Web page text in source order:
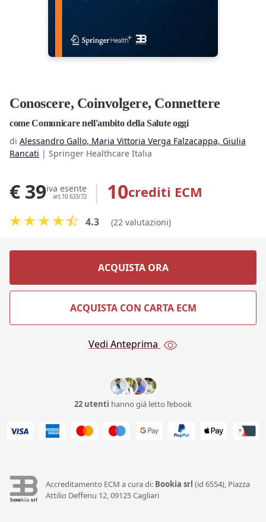
Conoscere, Coinvolgere, Connettere
come Comunicare nell'ambito della Salute oggi
di Alessandro Gallo, Maria Vittoria Verga Falzacappa, Giulia
Rancati | Springer Healthcare Italia
€ 39iva esente
art.10 633/72 | 10crediti ECM
4.3 (22 valutazioni)
ACQUISTA ORA
ACQUISTA CON CARTA ECM
Vedi Anteprima
22 utenti hanno già letto l’ebook
Accreditamento ECM a cura di: Bookia srl (id 6554), Piazza
Attilio Deffenu 12, 09125 Cagliari